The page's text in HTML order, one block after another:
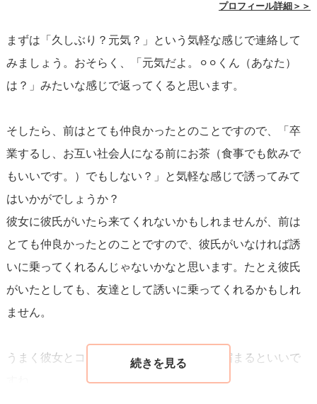
世話になりました**。最近は英語使ってる？」
といったふうに、過去の共通体験を話題にすると、会話も
また、会話が弾むようであれば、「たまには近況でも話せ
たら嬉しいな」や「お茶でも行かない？」といったよう
に、具体的なプランに結び付ける提案をするのも良いです
ね。しかし、焦らず、会話を楽しむことを優先してくださ
い。
一方で、彼女の反応があまり芳しくない場合もあります。
その際は、しつこくなることなく、「また何かあったら連
ペースを尊重することが、良好なコミュニケーションの鍵
プロフィール詳細＞＞
まずは「久しぶり？元気？」という気軽な感じで連絡して
みましょう。おそらく、「元気だよ。⚪︎⚪︎くん（あなた）
は？」みたいな感じで返ってくると思います。
そしたら、前はとても仲良かったとのことですので、「卒
業するし、お互い社会人になる前にお茶（食事でも飲みで
もいいです。）でもしない？」と気軽な感じで誘ってみて
はいかがでしょうか？
彼女に彼氏がいたら来てくれないかもしれませんが、前は
とても仲良かったとのことですので、彼氏がいなければ誘
いに乗ってくれるんじゃないかなと思います。たとえ彼氏
がいたとしても、友達として誘いに乗ってくれるかもしれ
ません。
うまく彼女とコンタクトが取れて、距離が縮まるといいで